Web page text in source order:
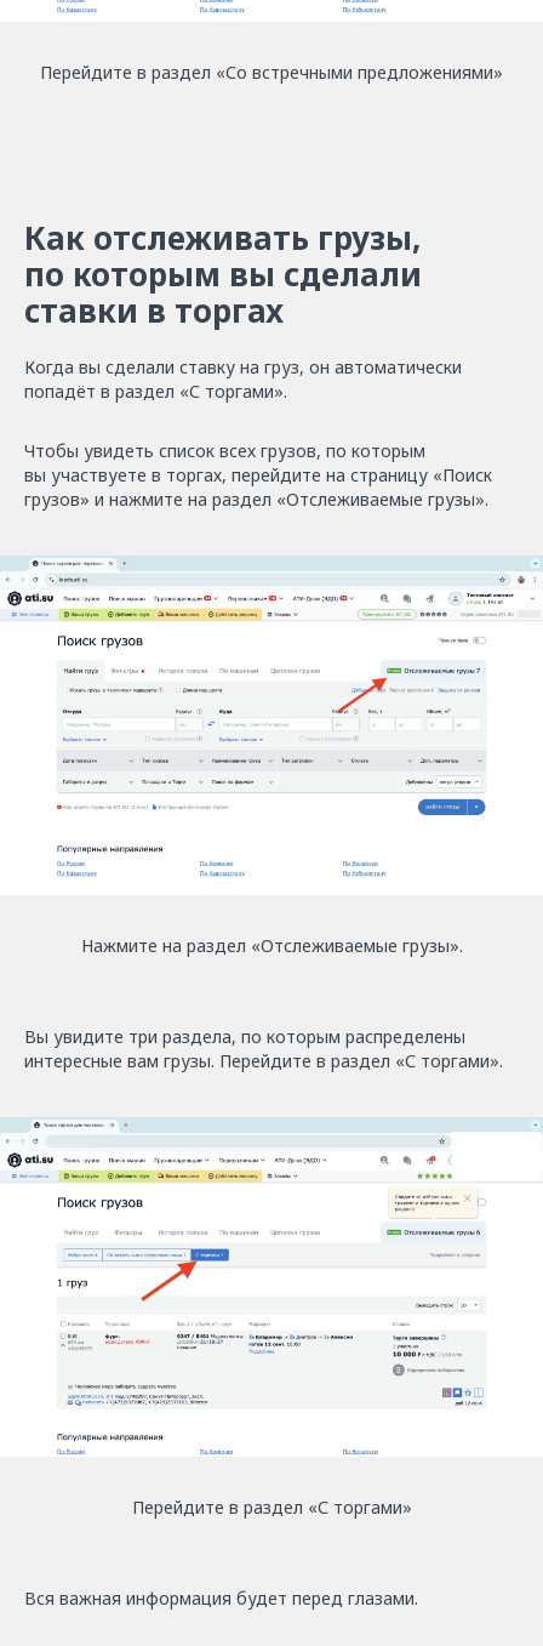
Перейдите в раздел «Со встречными предложениями»
Как отслеживать грузы,
по которым вы сделали
ставки в торгах
Когда вы сделали ставку на груз, он автоматически
попадёт в раздел «С торгами».
Чтобы увидеть список всех грузов, по которым
вы участвуете в торгах, перейдите на страницу «Поиск
грузов» и нажмите на раздел «Отслеживаемые грузы».
Нажмите на раздел «Отслеживаемые грузы».
Вы увидите три раздела, по которым распределены
интересные вам грузы. Перейдите в раздел «С торгами».
Перейдите в раздел «С торгами»
Вся важная информация будет перед глазами.